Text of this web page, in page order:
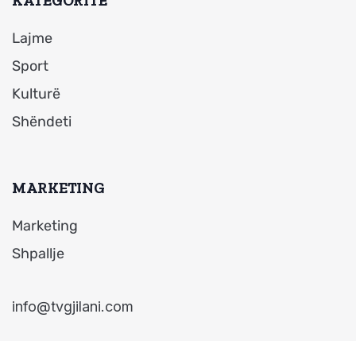
Lajme
Sport
Kulturë
Shëndeti
MARKETING
Marketing
Shpallje
info@tvgjilani.com